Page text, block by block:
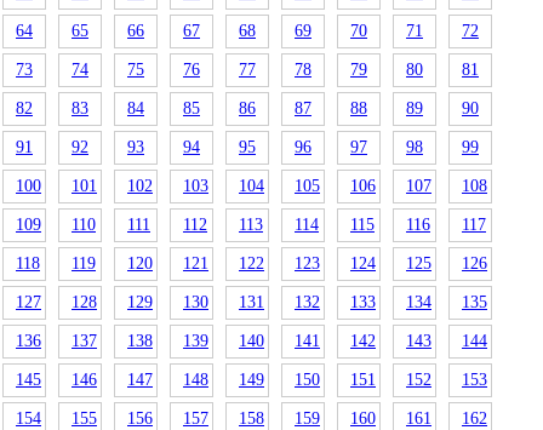
64 65 66 67 68 69 70 71 72
73 74 75 76 77 78 79 80 81
82 83 84 85 86 87 88 89 90
91 92 93 94 95 96 97 98 99
100 101 102 103 104 105 106 107 108
109 110 111 112 113 114 115 116 117
118 119 120 121 122 123 124 125 126
127 128 129 130 131 132 133 134 135
136 137 138 139 140 141 142 143 144
145 146 147 148 149 150 151 152 153
154 155 156 157 158 159 160 161 162